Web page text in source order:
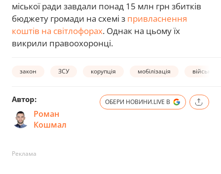
міської ради завдали понад 15 млн грн збитків
бюджету громади на схемі з привласнення
коштів на світлофорах. Однак на цьому їх
викрили правоохоронці.
закон ЗСУ корупція мобілізація
Автор:
Роман
Кошмал
ОБЕРИ НОВИНИ.LIVE В
Реклама